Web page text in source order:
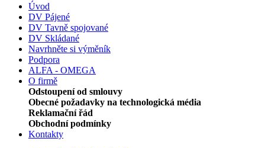
Úvod
DV Pájené
DV Tavně spojované
DV Skládané
Navrhněte si výměník
Podpora
ALFA - OMEGA
O firmě
Odstoupení od smlouvy
Obecné požadavky na technologická média
Reklamační řád
Obchodní podmínky
Kontakty